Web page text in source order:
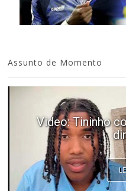
Assunto de Momento
Video: Tininho